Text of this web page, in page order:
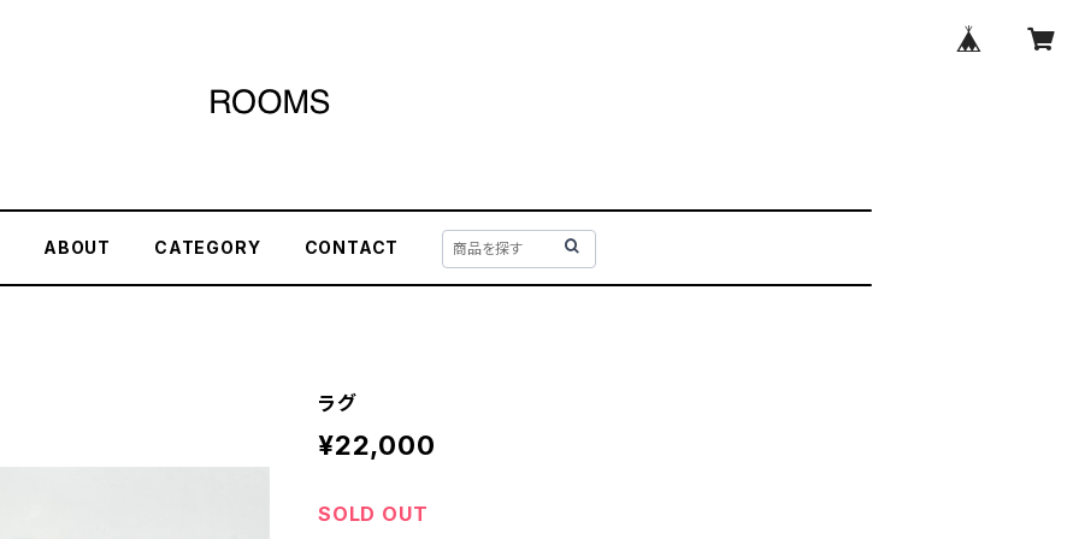
ABOUT CATEGORY CONTACT
ラグ
¥22,000
SOLD OUT